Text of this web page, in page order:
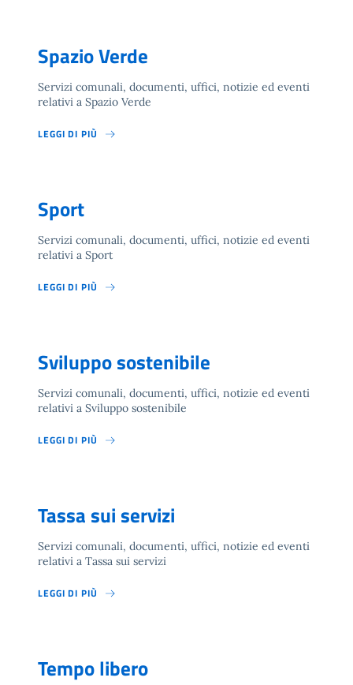
Spazio Verde
Servizi comunali, documenti, uffici, notizie ed eventi
relativi a Spazio Verde
LEGGI DI PIÙ
Sport
Servizi comunali, documenti, uffici, notizie ed eventi
relativi a Sport
LEGGI DI PIÙ
Sviluppo sostenibile
Servizi comunali, documenti, uffici, notizie ed eventi
relativi a Sviluppo sostenibile
LEGGI DI PIÙ
Tassa sui servizi
Servizi comunali, documenti, uffici, notizie ed eventi
relativi a Tassa sui servizi
LEGGI DI PIÙ
Tempo libero